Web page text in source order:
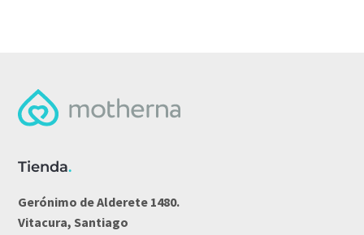
Tienda.
Gerónimo de Alderete 1480.
Vitacura, Santiago